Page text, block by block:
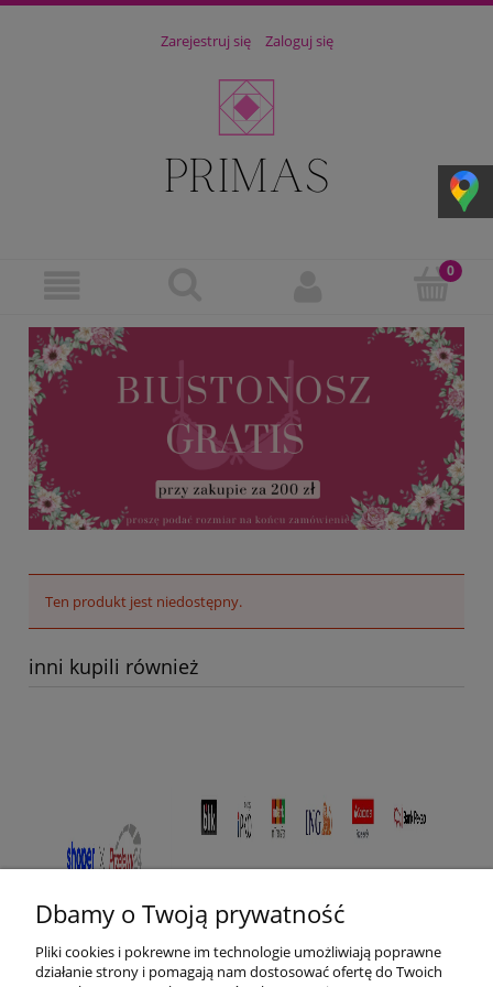
Zarejestruj się Zaloguj się
Ten produkt jest niedostępny.
inni kupili również
Dbamy o Twoją prywatność
Pliki cookies i pokrewne im technologie umożliwiają poprawne
działanie strony i pomagają nam dostosować ofertę do Twoich